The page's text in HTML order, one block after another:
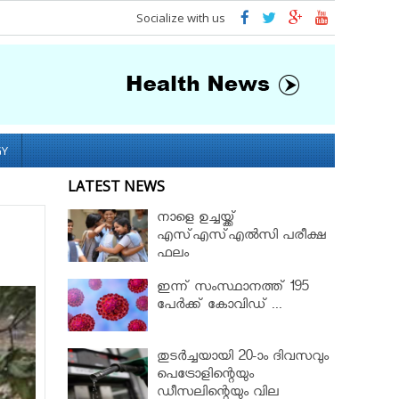
Socialize with us
LATEST NEWS
നാളെ ഉച്ചയ്ക്ക്
എസ്എസ്എല്‍സി പരീക്ഷ
ഫലം
ഇന്ന് സംസ്ഥാനത്ത് 195
പേര്‍ക്ക് കോവിഡ് ...
തുടർച്ചയായി 20-ാം ദിവസവും
പെട്രോളിന്റെയും
ഡീസലിന്റെയും വില